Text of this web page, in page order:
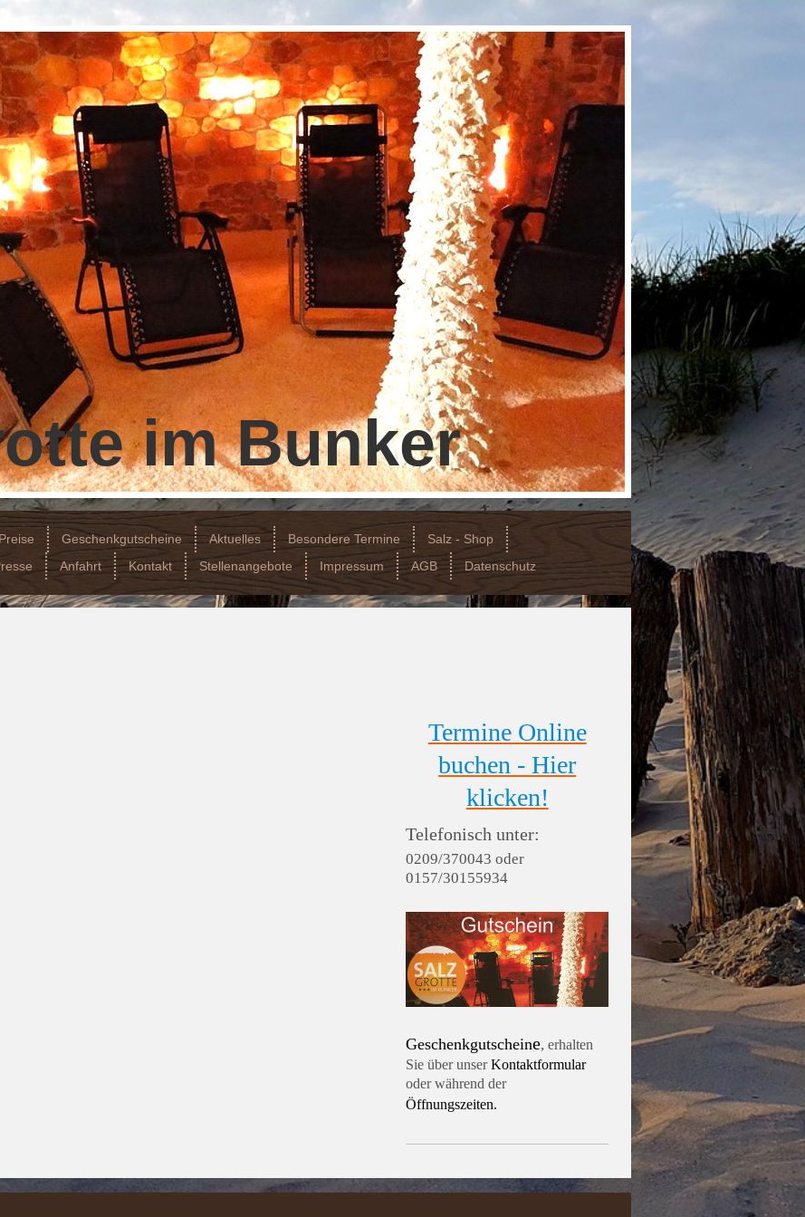
im Bunker
Geschenkgutscheine Aktuelles Besondere Termine
Salz - Shop
Anfahrt Kontakt Stellenangebote Impressum AGB Datenschutz
Termine Online
buchen - Hier
klicken!
Telefonisch unter:
0209/370043 oder
0157/30155934
Geschenkgutscheine,erhalten
Sie über unserKontaktformular
oder während der
Öffnungszeiten.